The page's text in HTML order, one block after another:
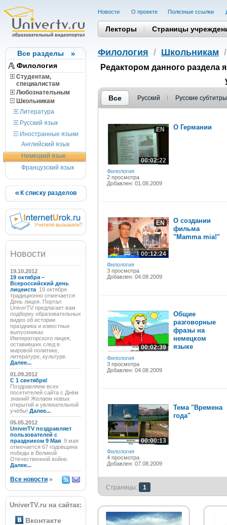
Все разделы
Филология
Студентам,
cпециалистам
Любознательным
Школьникам
Литература
Русский язык
Иностранные языки
Английский язык
Немецкий язык
Французский язык
К списку разделов
Новости
19.10.2012
19 октября –
Всероссийский день
лицеиста 19 октября
традиционно отмечается
День лицея. Портал
UniverTV предлагает вам
подборку образовательных
видео об истории
праздника и известных
выпускниках
Императорского лицея,
оставивших след в
мировой политике,
литературе, культуре.
Далее...
01.09.2012
C 1 сентября!
Поздравляем всех
посетителей сайта с Днём
знаний! Желаем новых
открытий и увлекательной
учёбы! Далее...
05.05.2012
UniverTV поздравляет
пользователей с
праздником 9 Мая 9 мая
отмечается 67 годовщина
победы в Великой
Отечественной войне.
Далее...
Все новости »
UniverTV.ru на сайтах:
Вконтакте
Новости О проекте Полезные cсылки
Лекторы Страницы
Филология / Школьникам
Редактором данного раздела
Все Русский Русские субтитры
EN
00:02:22
Филология
2 просмотра
Добавлен: 01.08.2009
О Германии
EN
00:12:24
Филология
3 просмотра
Добавлен: 04.08.2009
О создании
фильма
"Mamma mia!"
00:02:39
Филология
3 просмотра
Добавлен: 04.08.2009
Общие
разговорные
фразы на
немецком
языке
00:00:13
Филология
4 просмотра
Добавлен: 07.08.2009
Тема "Времена
года"
Страницы: 1